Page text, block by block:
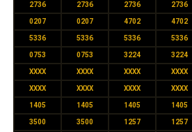
2736 2736 2736 2736
0207 0207 4702 4702
5336 5336 5336 5336
0753 0753 3224 3224
XXXX XXXX XXXX XXXX
XXXX XXXX XXXX XXXX
1405 1405 1405 1405
3500 3500 1257 1257